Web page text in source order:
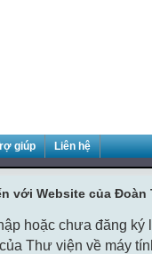
giúp Liên hệ
với Website của Đoàn
hoặc chưa đăng ký
Thư viện về máy